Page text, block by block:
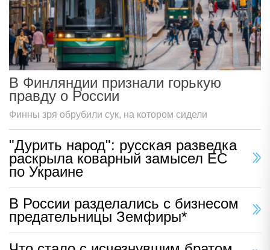
В Финляндии признали горькую
правду о России
Финны зря обрубили сук, на котором сидели
"Дурить народ": русская разведка
раскрыла коварный замысел ЕС
по Украине
В России разделались с бизнесом
предательницы Земфиры*